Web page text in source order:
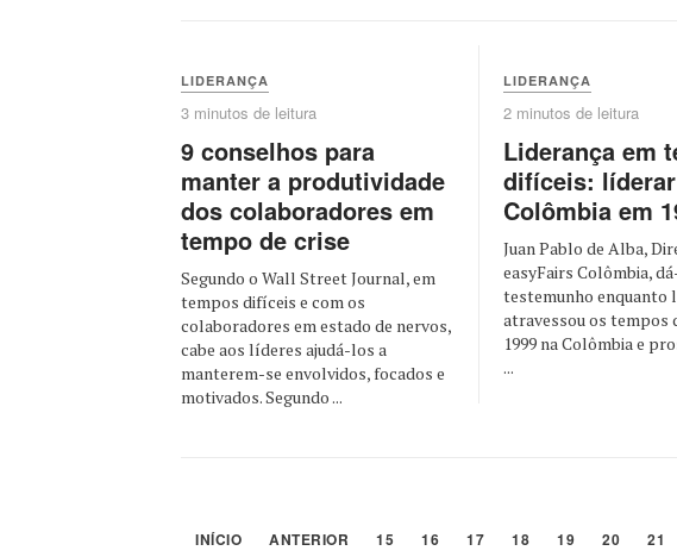
LIDERANÇA
3 minutos de leitura
9 conselhos para
manter a produtividade
dos colaboradores em
tempo de crise
Segundo o Wall Street Journal, em
tempos difíceis e com os
colaboradores em estado de nervos,
cabe aos líderes ajudá-los a
manterem-se envolvidos, focados e
motivados. Segundo ...
LIDERANÇA
2 minutos de leitura
Liderança em
difíceis:
Colômbia em
Juan Pablo de Alba,
easyFairs Colômbia,
testemunho enquanto
atravessou os tempos
1999 na Colômbia e
...
INÍCIO ANTERIOR 15 16 17 18 19 20 21